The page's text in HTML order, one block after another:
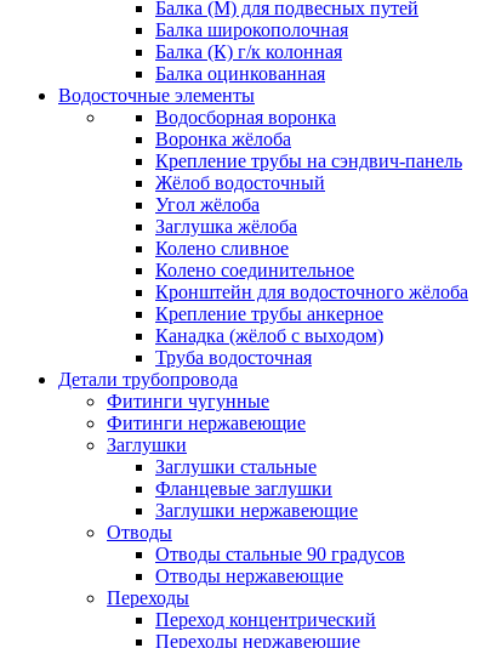
Балка (М) для подвесных путей
Балка широкополочная
Балка (К) г/к колонная
Балка оцинкованная
Водосточные элементы
Водосборная воронка
Воронка жёлоба
Крепление трубы на сэндвич-панель
Жёлоб водосточный
Угол жёлоба
Заглушка жёлоба
Колено сливное
Колено соединительное
Кронштейн для водосточного жёлоба
Крепление трубы анкерное
Канадка (жёлоб с выходом)
Труба водосточная
Детали трубопровода
Фитинги чугунные
Фитинги нержавеющие
Заглушки
Заглушки стальные
Фланцевые заглушки
Заглушки нержавеющие
Отводы
Отводы стальные 90 градусов
Отводы нержавеющие
Переходы
Переход концентрический
Переходы нержавеющие